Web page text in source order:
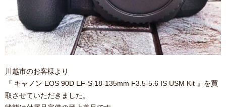
川越市のお客様より
『 キャノン EOS 90D EF-S 18-135mm F3.5-5.6 IS USM Kit 』を買
取させていただきました。